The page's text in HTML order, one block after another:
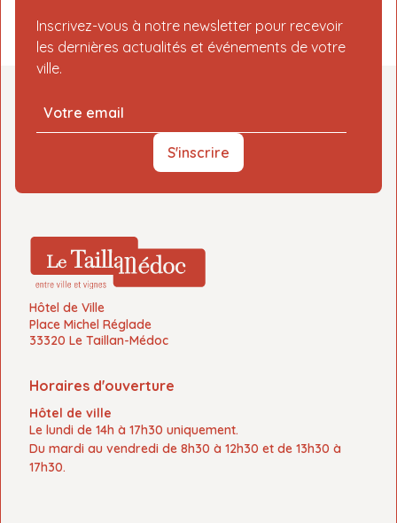
Inscrivez-vous à notre newsletter pour recevoir
les dernières actualités et événements de votre
ville.
S'inscrire
Hôtel de Ville
Place Michel Réglade
33320 Le Taillan-Médoc
Horaires d'ouverture
Hôtel de ville
Le lundi de 14h à 17h30 uniquement.
Du mardi au vendredi de 8h30 à 12h30 et de 13h30 à
17h30.